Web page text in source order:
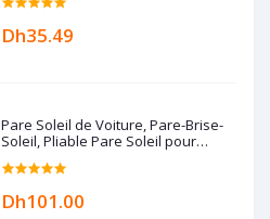
Dh35.49
Pare Soleil de Voiture, Pare-Brise-
Soleil, Pliable Pare Soleil pour
Voiture Couverture Avant Anti UV
Isolation la Chaleur et Soleil, Style
Pare-Brise Avant (70cm)
Dh101.00